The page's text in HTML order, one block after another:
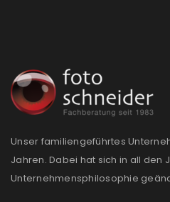
Unser familiengeführtes
Jahren. Dabei hat sich in all den
Unternehmensphilosophie